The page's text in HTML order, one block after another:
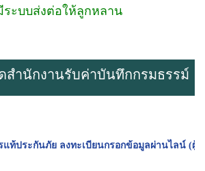
ระบบส่งต่อให้ลูกหลาน
สำนักงานรับค่าบันทึกกรมธรรม์
ท้ประกันภัย ลงทะเบียนกรอกข้อมูลผ่านไลน์ (ผู้